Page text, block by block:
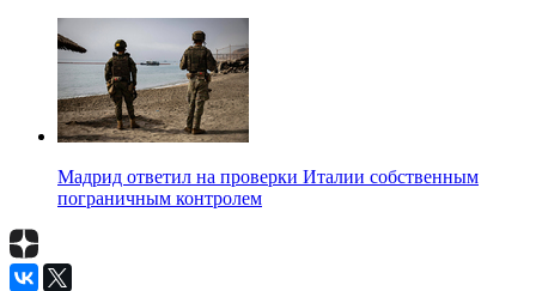
Мадрид ответил на проверки Италии собственным
пограничным контролем